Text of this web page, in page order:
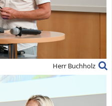
Herr Buchholz